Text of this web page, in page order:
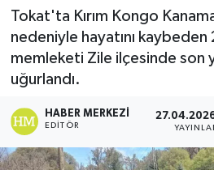
Tokat'ta Kırım Kongo
nedeniyle hayatını kaybeden
memleketi Zile ilçesinde son
uğurlandı.
HABER MERKEZI
EDITÖR
Gündem
Magazin
Süper Lig Puan Durumu
Tüm Manşetler